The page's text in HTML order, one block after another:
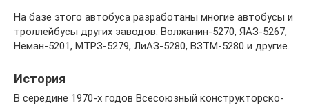
На базе этого автобуса разработаны многие автобусы и
троллейбусы других заводов: Волжанин-5270, ЯАЗ-5267,
Неман-5201, МТРЗ-5279, ЛиАЗ-5280, ВЗТМ-5280 и другие.
История
В середине 1970-х годов Всесоюзный конструкторско-